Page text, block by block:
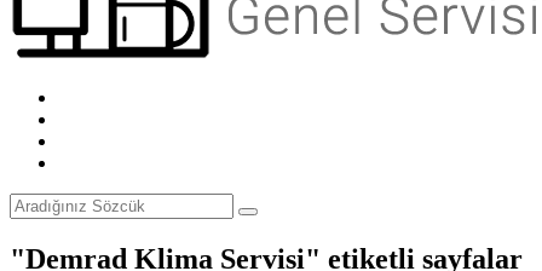
"Demrad Klima Servisi" etiketli sayfalar